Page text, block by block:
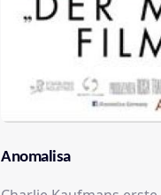
Anomalisa